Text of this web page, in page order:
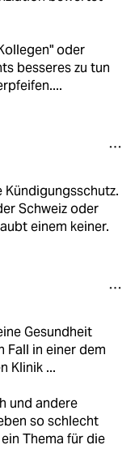
oder
besseres zu tun
Schweiz oder
einem keiner.
Gesundheit
Fall in einer dem
Klinik ...
und andere
so schlecht
Thema für die